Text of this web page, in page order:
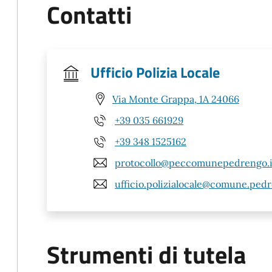
Contatti
Ufficio Polizia Locale
Via Monte Grappa, 1A 24066
+39 035 661929
+39 348 1525162
Strumenti di tutela